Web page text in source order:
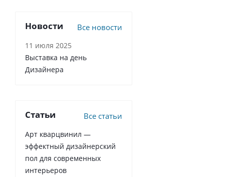
Новости Все новости
11 июля 2025
Выставка на день
Дизайнера
Статьи Все статьи
Арт кварцвинил —
эффектный дизайнерский
пол для современных
интерьеров